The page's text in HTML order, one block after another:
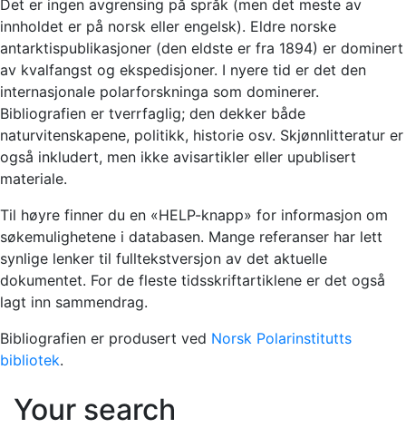
Det er ingen avgrensing på språk (men det meste av
innholdet er på norsk eller engelsk). Eldre norske
antarktispublikasjoner (den eldste er fra 1894) er dominert
av kvalfangst og ekspedisjoner. I nyere tid er det den
internasjonale polarforskninga som dominerer.
Bibliografien er tverrfaglig; den dekker både
naturvitenskapene, politikk, historie osv. Skjønnlitteratur er
også inkludert, men ikke avisartikler eller upublisert
materiale.
Til høyre finner du en «HELP-knapp» for informasjon om
søkemulighetene i databasen. Mange referanser har lett
synlige lenker til fulltekstversjon av det aktuelle
dokumentet. For de fleste tidsskriftartiklene er det også
lagt inn sammendrag.
Bibliografien er produsert ved Norsk Polarinstitutts
bibliotek.
Your search